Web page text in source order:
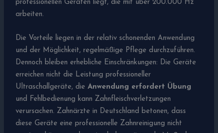
professionellen Geräten liegt, die mit über 200.000 Hz
arbeiten.
Die Vorteile liegen in der relativ schonenden Anwendung
und der Möglichkeit, regelmäßige Pflege durchzuführen.
Dennoch bleiben erhebliche Einschränkungen: Die Geräte
erreichen nicht die Leistung professioneller
Ultraschallgeräte, dieAnwendung erfordert Übung
und Fehlbedienung kann Zahnfleischverletzungen
verursachen. Zahnärzte in Deutschland betonen, dass
diese Geräte eine professionelle Zahnreinigung nicht